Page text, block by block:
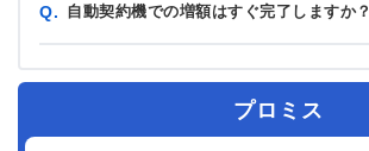
Q. 自動契約機での増額はすぐ完了しますか？
プロミス